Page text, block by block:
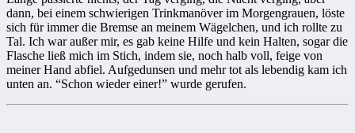
dann, bei einem schwierigen Trink­ma­növer im Morgen­grauen, löste
sich für immer die Bremse an meinem Wägel­chen, und ich rollte zu
Tal. Ich war außer mir, es gab keine Hilfe und kein Halten, sogar die
Flasche ließ mich im Stich, indem sie, noch halb voll, feige von
meiner Hand abfiel. Aufge­dunsen und mehr tot als lebendig kam ich
unten an. “Schon wieder einer!” wurde gerufen.